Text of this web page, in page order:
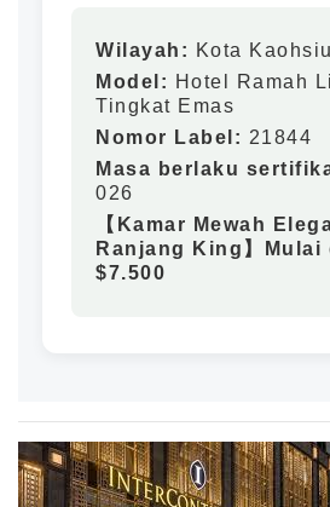
Wilayah: Kota
Model: Hotel Ramah
Tingkat Emas
Nomor Label: 21844
Masa berlaku
026
【Kamar Mewah
Ranjang King】Mulai
$7.500